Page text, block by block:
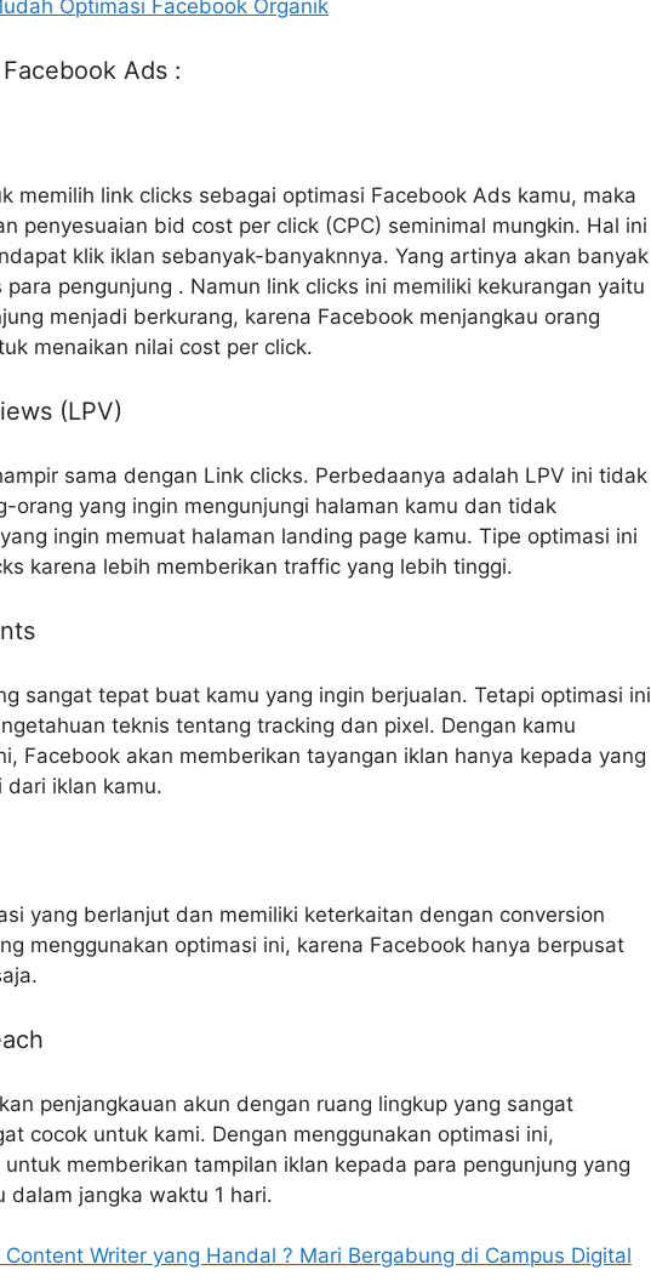
Optimasi Facebook Organik
Ads :
memilih link clicks sebagai optimasi Facebook Ads kamu, maka
penyesuaian bid cost per click (CPC) seminimal mungkin. Hal ini
klik iklan sebanyak-banyaknnya. Yang artinya akan banyak
pengunjung . Namun link clicks ini memiliki kekurangan yaitu
menjadi berkurang, karena Facebook menjangkau orang
menaikan nilai cost per click.
(LPV)
sama dengan Link clicks. Perbedaanya adalah LPV ini tidak
orang yang ingin mengunjungi halaman kamu dan tidak
ingin memuat halaman landing page kamu. Tipe optimasi ini
karena lebih memberikan traffic yang lebih tinggi.
sangat tepat buat kamu yang ingin berjualan. Tetapi optimasi ini
teknis tentang tracking dan pixel. Dengan kamu
Facebook akan memberikan tayangan iklan hanya kepada yang
dari iklan kamu.
yang berlanjut dan memiliki keterkaitan dengan conversion
menggunakan optimasi ini, karena Facebook hanya berpusat
penjangkauan akun dengan ruang lingkup yang sangat
cocok untuk kami. Dengan menggunakan optimasi ini,
memberikan tampilan iklan kepada para pengunjung yang
dalam jangka waktu 1 hari.
Writer yang Handal ? Mari Bergabung di Campus Digital